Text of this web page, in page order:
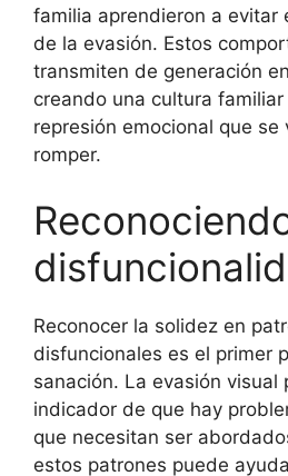
familia aprendieron a evitar
de la evasión. Estos
transmiten de generación
creando una cultura
represión emocional que se
romper.
Reconocer la solidez en
disfuncionales es el primer
sanación. La evasión visual
indicador de que hay
que necesitan ser
estos patrones puede